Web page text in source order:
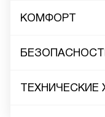
КОМФОРТ
ТЕХНИЧЕСКИЕ